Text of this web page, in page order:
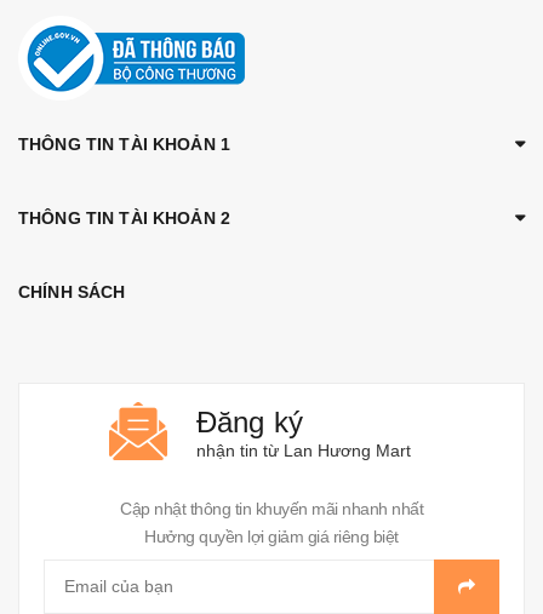
THÔNG TIN TÀI KHOẢN 1
THÔNG TIN TÀI KHOẢN 2
CHÍNH SÁCH
Đăng ký
nhận tin từ Lan Hương Mart
Cập nhật thông tin khuyến mãi nhanh nhất
Hưởng quyền lợi giảm giá riêng biệt